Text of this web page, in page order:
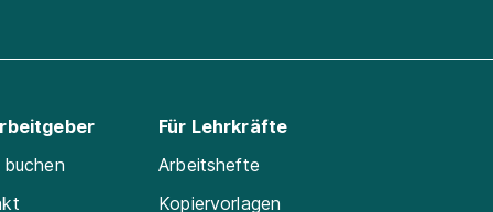
Für Lehrkräfte
Arbeitshefte
Kopiervorlagen